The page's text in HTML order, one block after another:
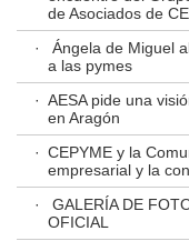
de Asociados de
·
Ángela de Miguel
a las pymes
· AESA pide una
en Aragón
· CEPYME y la
empresarial y la
·
GALERÍA DE
OFICIAL